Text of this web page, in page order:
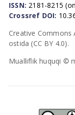
ISSN: 2181-8215
Crossref DOI:
Creative
ostida (CC BY 4.0).
Mualliflik huquqi ©